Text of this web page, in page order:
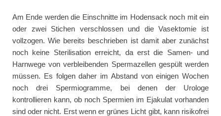
Am Ende werden die Einschnitte im Hodensack noch mit ein
oder zwei Stichen verschlossen und die Vasektomie ist
vollzogen. Wie bereits beschrieben ist damit aber zunächst
noch keine Sterilisation erreicht, da erst die Samen- und
Harnwege von verbleibenden Spermazellen gespült werden
müssen. Es folgen daher im Abstand von einigen Wochen
noch drei Spermiogramme, bei denen der Urologe
kontrollieren kann, ob noch Spermien im Ejakulat vorhanden
sind oder nicht. Erst wenn er grünes Licht gibt, kann risikofrei